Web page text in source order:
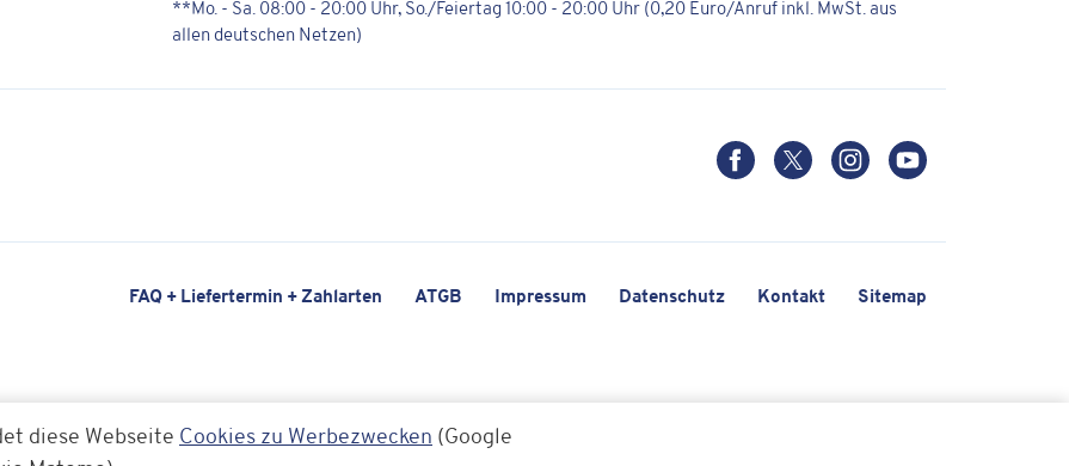
**Mo. - Sa. 08:00 - 20:00 Uhr, So./Feiertag 10:00 - 20:00 Uhr (0,20 Euro/Anruf inkl. MwSt. aus
allen deutschen Netzen)
FAQ + Liefertermin + Zahlarten ATGB Impressum Datenschutz Kontakt Sitemap
diese Webseite Cookies zu Werbezwecken (Google